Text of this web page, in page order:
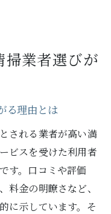
掃業者選びが
る理由とは
される業者が高い満
ビスを受けた利用者
す。口コミや評価
料金の明瞭さなど、
に示しています。そ